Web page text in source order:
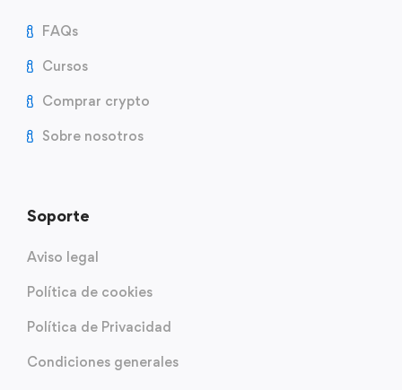
FAQs
Cursos
Comprar crypto
Sobre nosotros
Soporte
Aviso legal
Política de cookies
Política de Privacidad
Condiciones generales